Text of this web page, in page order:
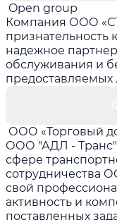
Open group
Компания ООО
признательность
надежное
обслуживания и
предоставляемых
ООО «Торговый
ООО "АДЛ - Транс"
сфере
сотрудничества
свой
активность и
поставленных